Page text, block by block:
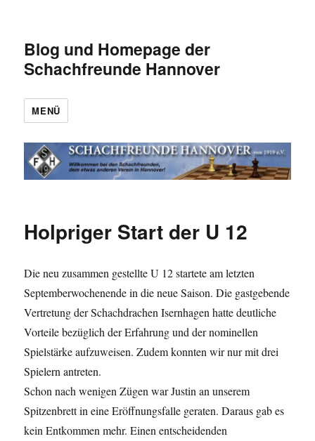
Blog und Homepage der
Schachfreunde Hannover
MENÜ
Holpriger Start der U 12
Die neu zusammen gestellte U 12 startete am letzten
Septemberwochenende in die neue Saison. Die gastgebende
Vertretung der Schachdrachen Isernhagen hatte deutliche
Vorteile bezüglich der Erfahrung und der nominellen
Spielstärke aufzuweisen. Zudem konnten wir nur mit drei
Spielern antreten.
Schon nach wenigen Zügen war Justin an unserem
Spitzenbrett in eine Eröffnungsfalle geraten. Daraus gab es
kein Entkommen mehr. Einen entscheidenden